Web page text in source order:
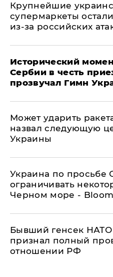
Крупнейшие
супермаркеты
из-за российских
Исторический
Сербии в честь
прозвучал Гимн
Может ударить
назвал следующую
Украины
Украина по просьбе
ограничивать
Черном море -
Бывший генсек НАТО
признал полный
отношении РФ